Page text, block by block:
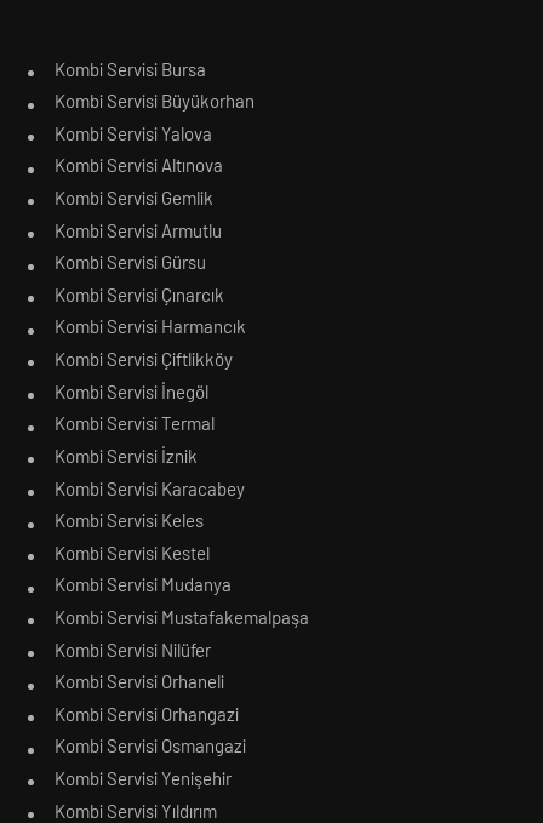
Kombi Servisi Bursa
Kombi Servisi Büyükorhan
Kombi Servisi Yalova
Kombi Servisi Altınova
Kombi Servisi Gemlik
Kombi Servisi Armutlu
Kombi Servisi Gürsu
Kombi Servisi Çınarcık
Kombi Servisi Harmancık
Kombi Servisi Çiftlikköy
Kombi Servisi İnegöl
Kombi Servisi Termal
Kombi Servisi İznik
Kombi Servisi Karacabey
Kombi Servisi Keles
Kombi Servisi Kestel
Kombi Servisi Mudanya
Kombi Servisi Mustafakemalpaşa
Kombi Servisi Nilüfer
Kombi Servisi Orhaneli
Kombi Servisi Orhangazi
Kombi Servisi Osmangazi
Kombi Servisi Yenişehir
Kombi Servisi Yıldırım